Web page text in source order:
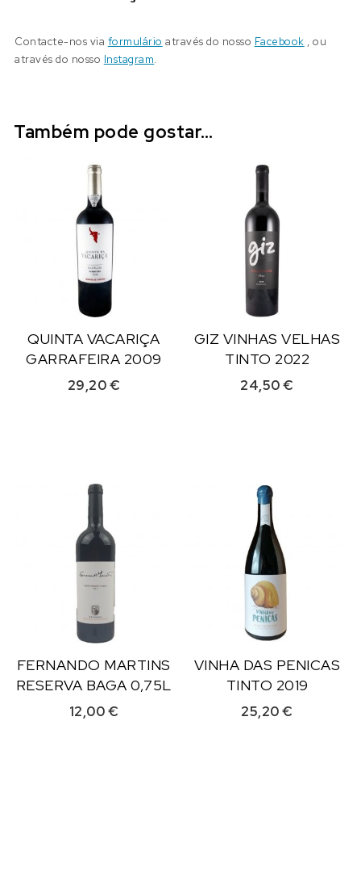
Contacte-nos via formulário através do nosso Facebook , ou
através do nosso Instagram.
Também pode gostar…
QUINTA VACARIÇA
GARRAFEIRA 2009
29,20€
GIZ VINHAS VELHAS
TINTO 2022
24,50€
FERNANDO MARTINS
RESERVA BAGA 0,75L
12,00€
VINHA DAS PENICAS
TINTO 2019
25,20€